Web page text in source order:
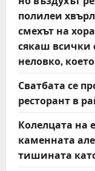
полилеи
смехът на
сякаш всички
неловко,
Сватбата се
ресторант в
Колелцата на
каменната
тишината